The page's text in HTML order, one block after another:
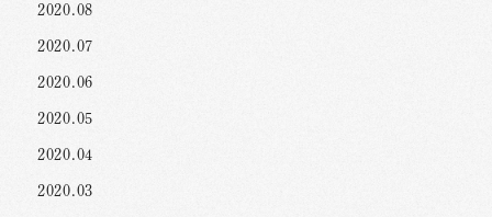
2020.08
2020.07
2020.06
2020.05
2020.04
2020.03